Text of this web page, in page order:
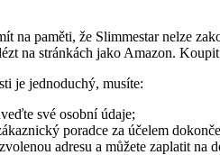
na paměti, že Slimmestarnelze
na stránkách jako Amazon.
je jednoduchý, musíte:
své osobní údaje;
poradce za účelem
adresu a můžete zaplatit na